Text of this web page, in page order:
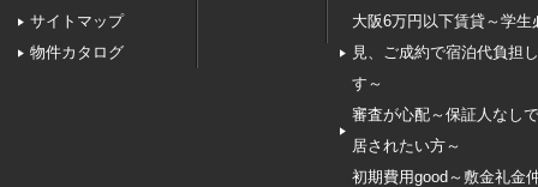
サイトマップ
物件カタログ
大阪6万円以下賃貸～学生
見、ご成約で宿泊代負担
す～
審査が心配～保証人なし
居されたい方～
初期費用good～敷金礼金